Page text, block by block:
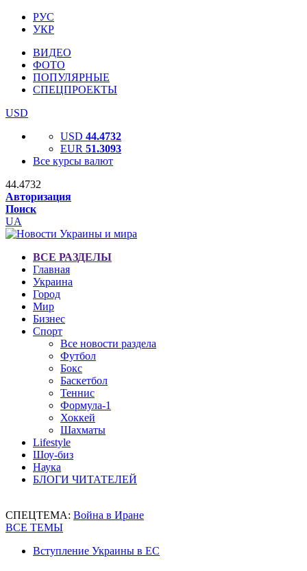
РУС
УКР
ВИДЕО
ФОТО
ПОПУЛЯРНЫЕ
СПЕЦПРОЕКТЫ
USD
USD 44.4732
EUR 51.3093
Все курсы валют
44.4732
Авторизация
Поиск
UA
ВСЕ РАЗДЕЛЫ
Главная
Украина
Город
Мир
Бизнес
Спорт
Все новости раздела
Футбол
Бокс
Баскетбол
Теннис
Формула-1
Хоккей
Шахматы
Lifestyle
Шоу-биз
Наука
БЛОГИ ЧИТАТЕЛЕЙ
СПЕЦТЕМА: Война в Иране
ВСЕ ТЕМЫ
Вступление Украины в ЕС